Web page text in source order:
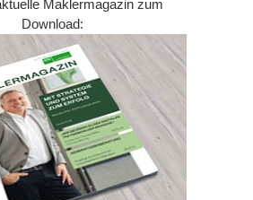
Maklermagazin zum
Download: